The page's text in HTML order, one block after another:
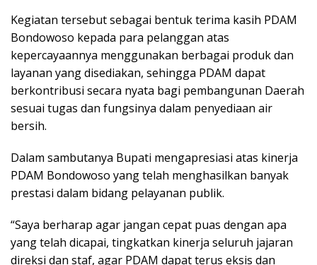
Kegiatan tersebut sebagai bentuk terima kasih PDAM
Bondowoso kepada para pelanggan atas
kepercayaannya menggunakan berbagai produk dan
layanan yang disediakan, sehingga PDAM dapat
berkontribusi secara nyata bagi pembangunan Daerah
sesuai tugas dan fungsinya dalam penyediaan air
bersih.
Dalam sambutanya Bupati mengapresiasi atas kinerja
PDAM Bondowoso yang telah menghasilkan banyak
prestasi dalam bidang pelayanan publik.
“Saya berharap agar jangan cepat puas dengan apa
yang telah dicapai, tingkatkan kinerja seluruh jajaran
direksi dan staf, agar PDAM dapat terus eksis dan